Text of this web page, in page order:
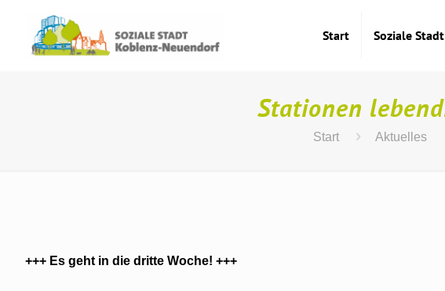
Start Soziale Stadt
Stationen
Start Aktuelles
+++ Es geht in die dritte Woche! +++